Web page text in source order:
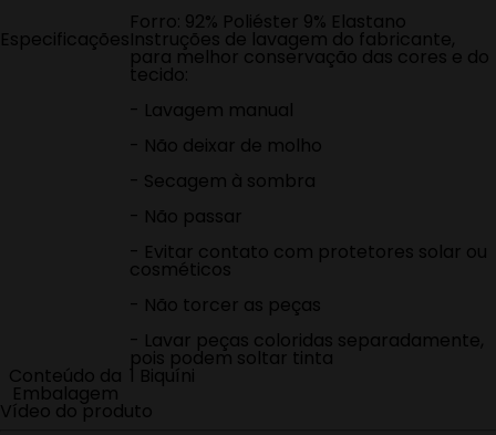
Forro: 92% Poliéster 9% Elastano
EspecificaçõesInstruções de lavagem do fabricante,
para melhor conservação das cores e do
tecido:
- Lavagem manual
- Não deixar de molho
- Secagem à sombra
- Não passar
- Evitar contato com protetores solar ou
cosméticos
- Não torcer as peças
- Lavar peças coloridas separadamente,
pois podem soltar tinta
Conteúdo da
Embalagem
1 Biquíni
Vídeo do produto